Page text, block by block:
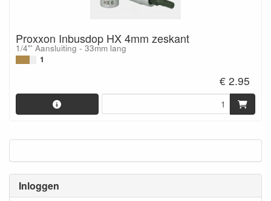
Inloggen
Proxxon Inbusdop HX 4mm zeskant
1/4"' Aansluiting - 33mm lang
1
€ 2.95